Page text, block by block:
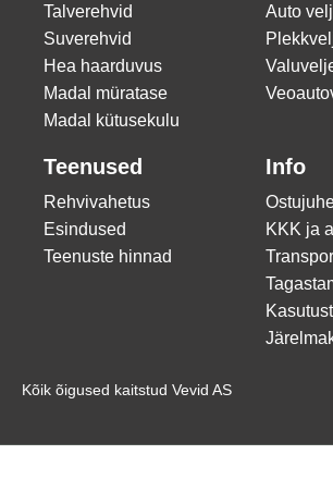
Talverehvid
Suverehvid
Hea haarduvus
Madal müratase
Madal kütusekulu
Auto
Teenused
Rehvivahetus
Esindused
Teenuste hinnad
Info
KKK ja
Kõik õigused kaitstud Vevid AS